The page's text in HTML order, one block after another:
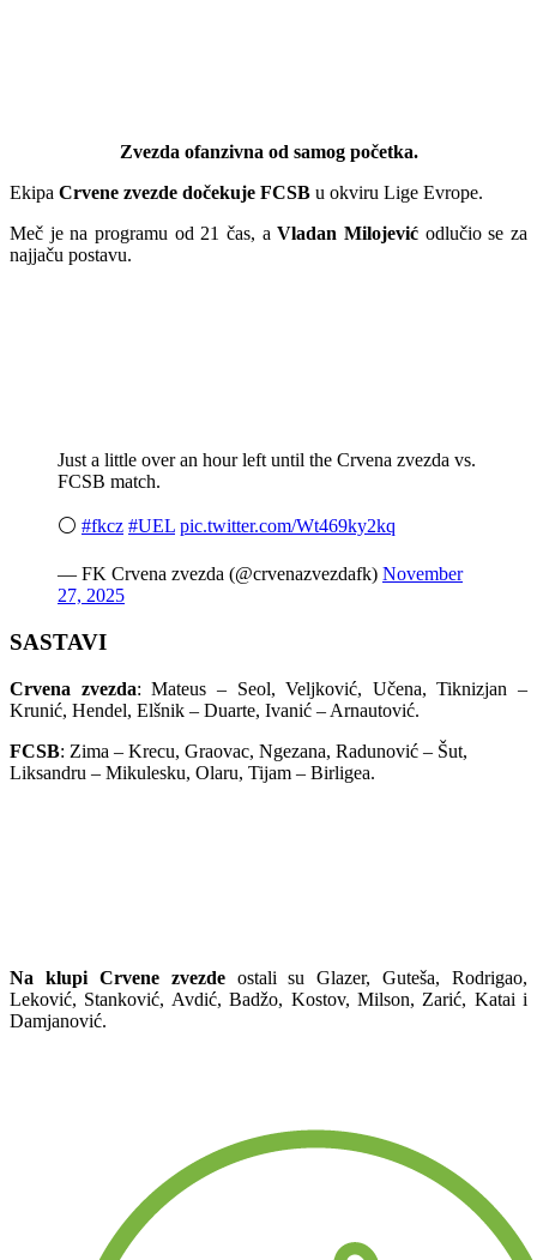
Zvezda ofanzivna od samog početka.
Ekipa Crvene zvezde dočekuje FCSB u okviru Lige Evrope.
Meč je na programu od 21 čas, aVladan Milojević odlučio se za
najjaču postavu.
Just a little over an hour left until the Crvena zvezda vs.
FCSB match.
⚪️ #fkcz #UEL pic.twitter.com/Wt469ky2kq
— FK Crvena zvezda (@crvenazvezdafk) November
27, 2025
SASTAVI
Crvena zvezda: Mateus – Seol, Veljković, Učena, Tiknizjan –
Krunić, Hendel, Elšnik – Duarte, Ivanić – Arnautović.
FCSB: Zima – Krecu, Graovac, Ngezana, Radunović – Šut,
Liksandru – Mikulesku, Olaru, Tijam – Birligea.
Na klupi Crvene zvezdeostali su Glazer, Guteša, Rodrigao,
Leković, Stanković, Avdić, Badžo, Kostov, Milson, Zarić, Katai i
Damjanović.